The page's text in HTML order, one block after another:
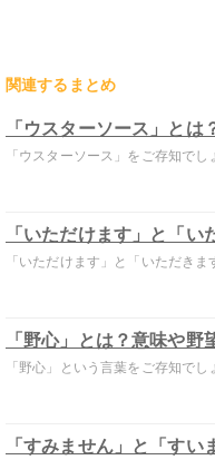
関連するまとめ
「ウスターソース」と
「ウスターソース」をご存知で
「いただけます」と「
「いただけます」と「いただき
「野心」とは？意味や野
「野心」という言葉をご存知で
「すみません」と「す